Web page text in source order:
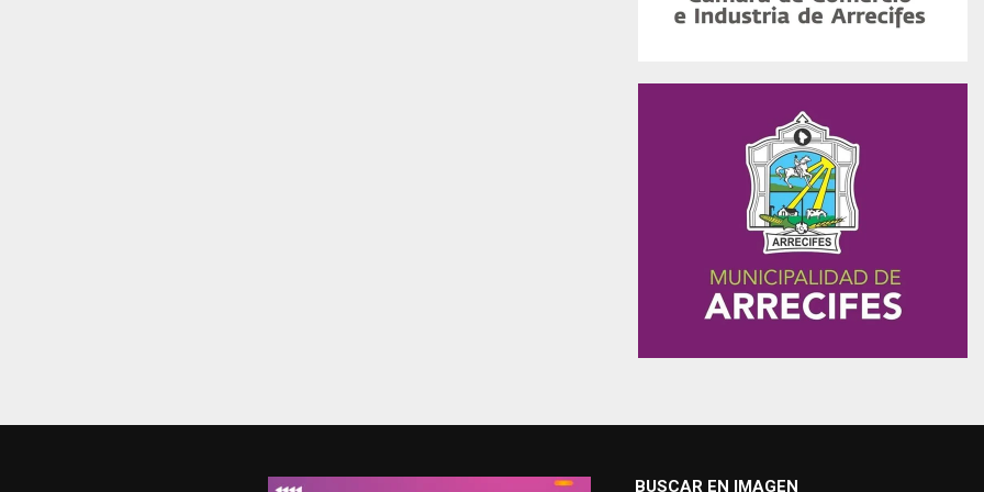
BUSCAR EN IMAGEN